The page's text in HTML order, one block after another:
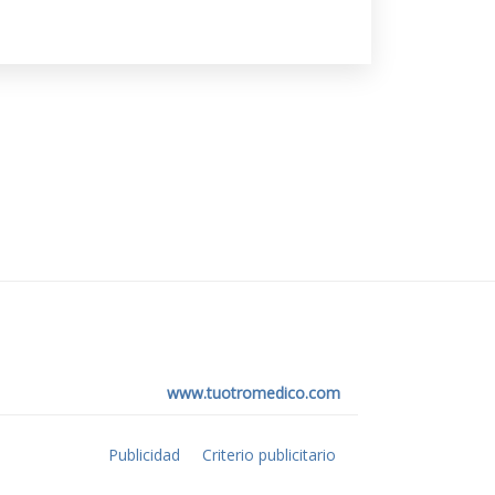
www.tuotromedico.com
Publicidad Criterio publicitario